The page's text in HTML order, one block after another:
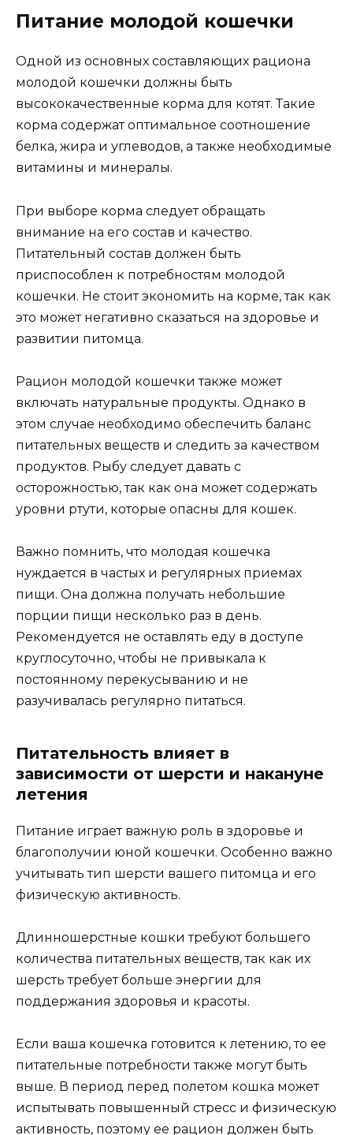
Питание молодой кошечки
Одной из основных составляющих рациона
молодой кошечки должны быть
высококачественные корма для котят. Такие
корма содержат оптимальное соотношение
белка, жира и углеводов, а также необходимые
витамины и минералы.
При выборе корма следует обращать
внимание на его состав и качество.
Питательный состав должен быть
приспособлен к потребностям молодой
кошечки. Не стоит экономить на корме, так как
это может негативно сказаться на здоровье и
развитии питомца.
Рацион молодой кошечки также может
включать натуральные продукты. Однако в
этом случае необходимо обеспечить баланс
питательных веществ и следить за качеством
продуктов. Рыбу следует давать с
осторожностью, так как она может содержать
уровни ртути, которые опасны для кошек.
Важно помнить, что молодая кошечка
нуждается в частых и регулярных приемах
пищи. Она должна получать небольшие
порции пищи несколько раз в день.
Рекомендуется не оставлять еду в доступе
круглосуточно, чтобы не привыкала к
постоянному перекусыванию и не
разучивалась регулярно питаться.
Питательность влияет в
зависимости от шерсти и накануне
летения
Питание играет важную роль в здоровье и
благополучии юной кошечки. Особенно важно
учитывать тип шерсти вашего питомца и его
физическую активность.
Длинношерстные кошки требуют большего
количества питательных веществ, так как их
шерсть требует больше энергии для
поддержания здоровья и красоты.
Если ваша кошечка готовится к летению, то ее
питательные потребности также могут быть
выше. В период перед полетом кошка может
испытывать повышенный стресс и физическую
активность, поэтому ее рацион должен быть